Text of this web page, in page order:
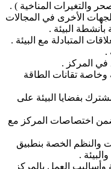
والتغيرات المناخية ) .
الأخرى في المجالات
بأنشطة البيئة .
المتبادلة مع البيئة .
.
في المركز .
وخاصة تقانات الطاقة
بفضايا البيئة على
اختصاصات المركز مع
والنظم الخصة بنطبيق
.
وأساليب العمل بالمركز